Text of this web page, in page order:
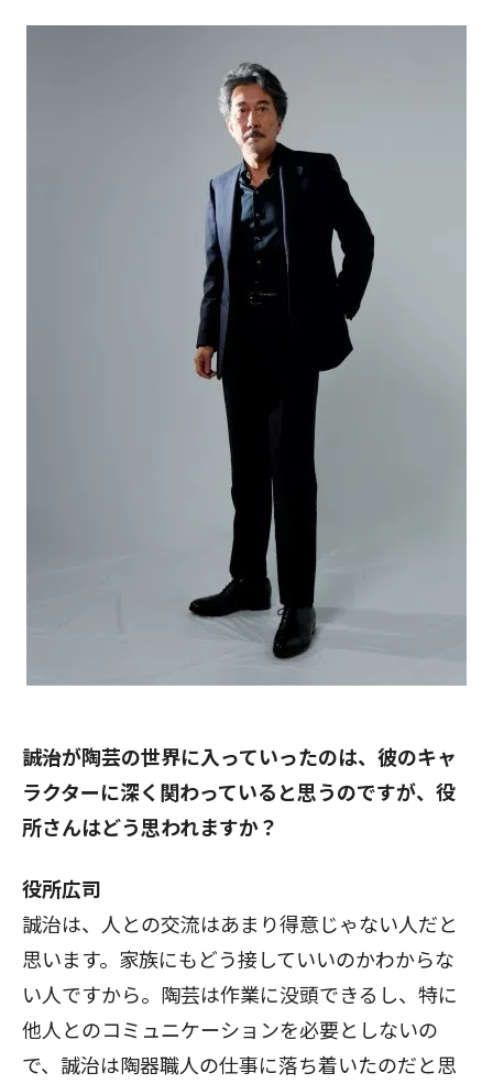
――誠治が陶芸の世界に入っていったのは、彼のキャ
ラクターに深く関わっていると思うのですが、役
所さんはどう思われますか？
役所広司
誠治は、人との交流はあまり得意じゃない人だと
思います。家族にもどう接していいのかわからな
い人ですから。陶芸は作業に没頭できるし、特に
他人とのコミュニケーションを必要としないの
で、誠治は陶器職人の仕事に落ち着いたのだと思